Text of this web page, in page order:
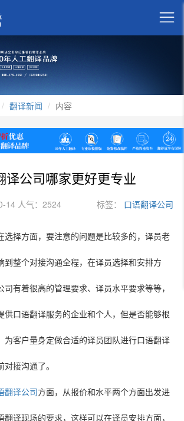

翻译新闻 内容
译公司哪家更好更专业
14 人气：2524 标签： 口语翻译公司
选择方面，要注意的问题是比较多的，译员老
到整个对接沟通全程，在译员选择和安排方
司有着很高的管理要求、译员水平要求等等，
供口语翻译服务的企业和个人，但是否能够根
为客户量身定做合适的译员团队进行口语翻译
接沟通了。
翻译公司 方面，从报价和水平两个方面出发进
翻译现场的要求，这样可以在译员安排方面，